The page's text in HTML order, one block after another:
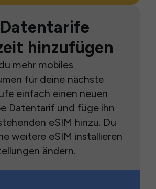
hinzufügen
mehr mobiles
für deine nächste
einfach einen neuen
Datentarif und füge ihn
eSIM hinzu. Du
weitere eSIM installieren
ändern.